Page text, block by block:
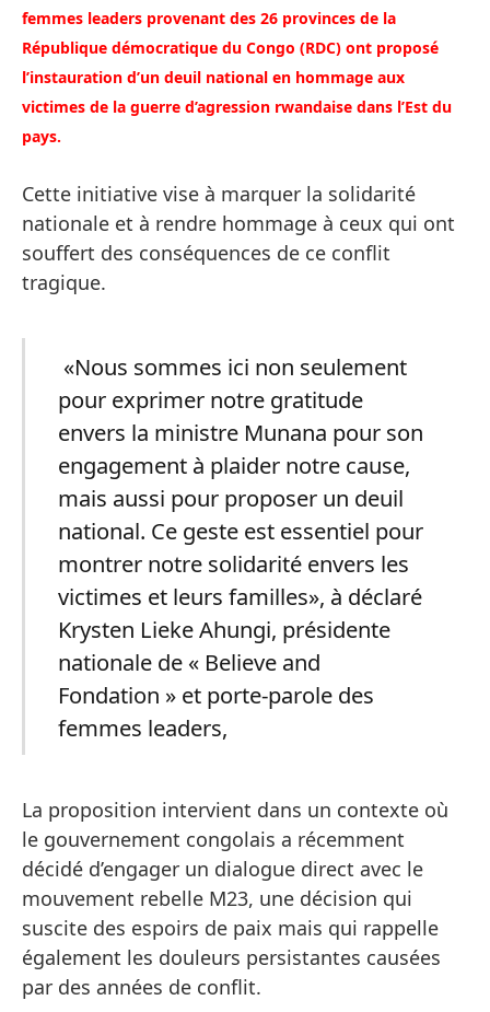
femmes leaders provenant des 26 provinces de la
République démocratique du Congo (RDC) ont proposé
l’instauration d’un deuil national en hommage aux
victimes de la guerre d’agression rwandaise dans l’Est du
pays.
Cette initiative vise à marquer la solidarité
nationale et à rendre hommage à ceux qui ont
souffert des conséquences de ce conflit
tragique.
«Nous sommes ici non seulement
pour exprimer notre gratitude
envers la ministre Munana pour son
engagement à plaider notre cause,
mais aussi pour proposer un deuil
national. Ce geste est essentiel pour
montrer notre solidarité envers les
victimes et leurs familles», à déclaré
Krysten Lieke Ahungi, présidente
nationale de « Believe and
Fondation » et porte-parole des
femmes leaders,
La proposition intervient dans un contexte où
le gouvernement congolais a récemment
décidé d’engager un dialogue direct avec le
mouvement rebelle M23, une décision qui
suscite des espoirs de paix mais qui rappelle
également les douleurs persistantes causées
par des années de conflit.